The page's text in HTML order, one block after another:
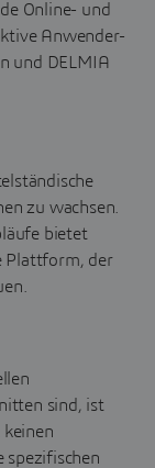
Online- und
Anwender-
und DELMIA
zu wachsen.
bietet
Plattform, der
sind, ist
spezifischen